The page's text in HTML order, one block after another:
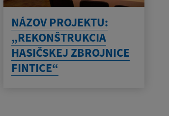
NÁZOV PROJEKTU:
„REKONŠTRUKCIA
HASIČSKEJ ZBROJNICE
FINTICE“